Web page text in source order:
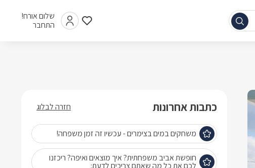
שלום אורח!
התחבר
כתבות אחרונות
משחקים במים בצימרים - עכשיו זה זמן משפחה!
חופשת אביב משפחתית? איך מוצאים ואיפה? ריכזנו
לכם את כל מה שאתם צריכים לדעת:
חזרה לבלוג